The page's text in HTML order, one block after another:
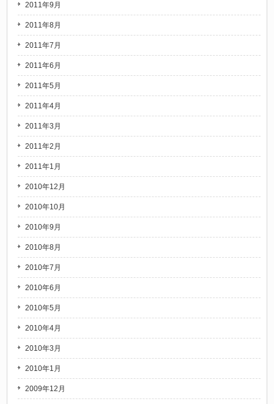
2011年9月
2011年8月
2011年7月
2011年6月
2011年5月
2011年4月
2011年3月
2011年2月
2011年1月
2010年12月
2010年10月
2010年9月
2010年8月
2010年7月
2010年6月
2010年5月
2010年4月
2010年3月
2010年1月
2009年12月